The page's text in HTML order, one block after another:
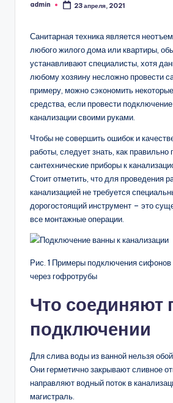
Запись
admin 23 апреля, 2021
Санитарная техника является
любого жилого дома или квартиры,
устанавливают специалисты, хотя
любому хозяину несложно провести
примеру, можно сэкономить
средства, если провести
канализации своими руками.
Чтобы не совершить ошибок и
работы, следует знать, как правильно
сантехнические приборы к
Стоит отметить, что для проведения
канализацией не требуется
дорогостоящий инструмент – это
все монтажные операции.
Рис. 1 Примеры подключения сифонов
через гофротрубы
Что соединяют
подключении
Для слива воды из ванной нельзя
Они герметично закрывают сливное
направляют водный поток в
магистраль.